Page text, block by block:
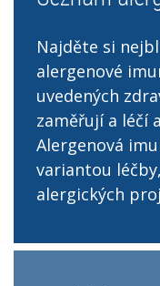
Najděte si
alergenové
uvedených
zaměřují a léčí
Alergenová
variantou
alergických